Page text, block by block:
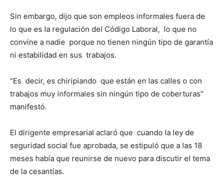
Sin embargo, dijo que son empleos informales fuera de
lo que es la regulación del Código Laboral, lo que no
convine a nadie porque no tienen ningún tipo de garantía
ni estabilidad en sus trabajos.
“Es decir, es chiripiando que están en las calles o con
trabajos muy informales sin ningún tipo de coberturas”
manifestó.
El dirigente empresarial aclaró que cuando la ley de
seguridad social fue aprobada, se estipuló que a las 18
meses había que reunirse de nuevo para discutir el tema
de la cesantías.